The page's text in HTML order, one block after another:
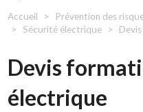
Accueil
Prévention des
Sécurité électrique
Devis
électrique